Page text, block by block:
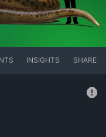
INSIGHTS SHARE